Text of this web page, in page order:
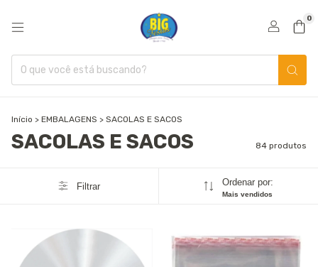
0
Início > EMBALAGENS > SACOLAS E SACOS
SACOLAS E SACOS 84 produtos
Filtrar Ordenar por:
Mais vendidos